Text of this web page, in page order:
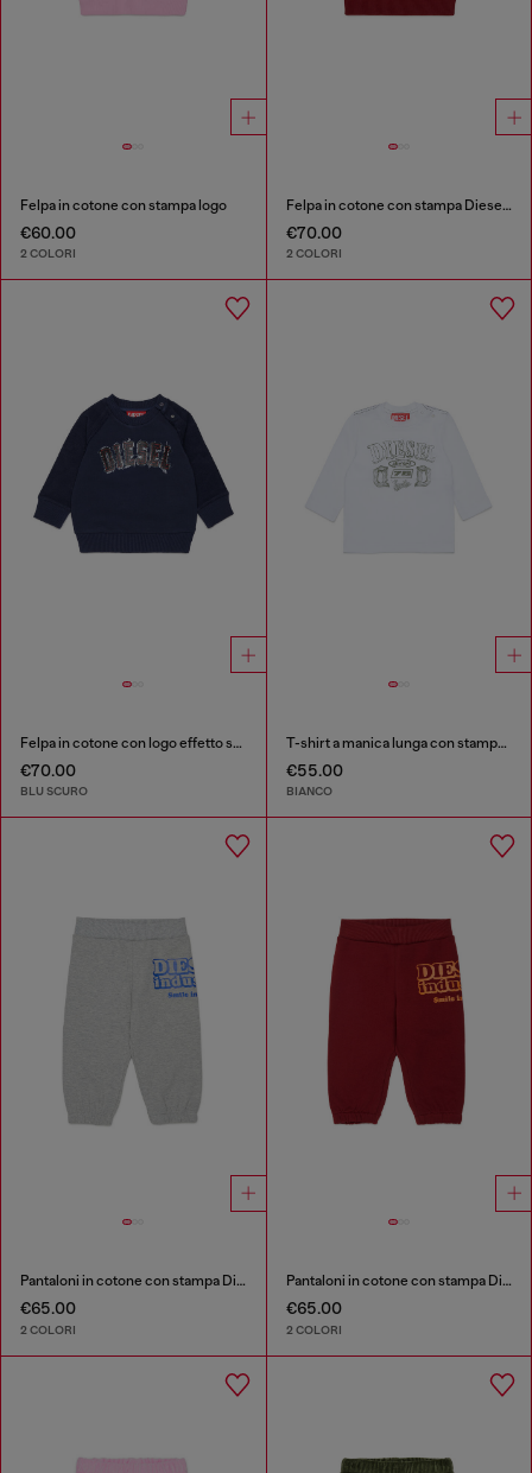
Felpa in cotone con stampa logo
€60.00
2 COLORI
Felpa in cotone con stampa Diesel Industry
€70.00
2 COLORI
Felpa in cotone con logo effetto sfrangiato
€70.00
BLU SCURO
T-shirt a manica lunga con stampa logo
€55.00
BIANCO
Pantaloni in cotone con stampa Diesel Industry
€65.00
2 COLORI
Pantaloni in cotone con stampa Diesel Industry
€65.00
2 COLORI